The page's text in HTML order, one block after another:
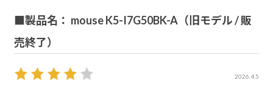
■製品名： mouse K5-I7G50BK-A（旧モデル / 販
売終了）
2026.4.5